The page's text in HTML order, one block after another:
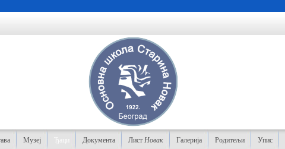
Музеј Ђаци Документа Лист Новак Галерија Родитељи Упис